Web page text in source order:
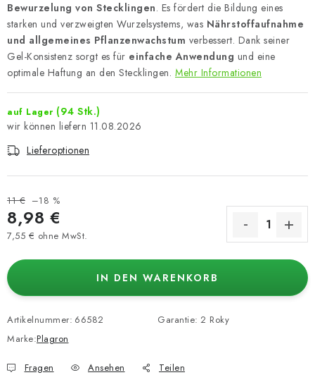
Bewurzelung von Stecklingen. Es fördert die Bildung eines
starken und verzweigten Wurzelsystems, was Nährstoffaufnahme
und allgemeines Pflanzenwachstum verbessert. Dank seiner
Gel-Konsistenz sorgt es für einfache Anwendung und eine
optimale Haftung an den Stecklingen. Mehr Informationen
auf Lager (94 Stk.)
11.08.2026
Lieferoptionen
11 € –18 %
8,98 €
7,55 € ohne MwSt.
IN DEN WARENKORB
Artikelnummer: 66582
Marke:Plagron
Garantie: 2 Roky
Fragen Ansehen Teilen